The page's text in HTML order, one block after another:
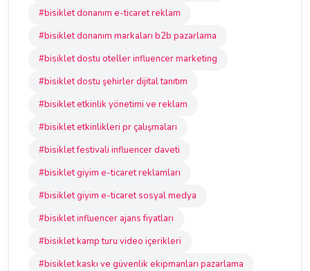
#bisiklet donanım e-ticaret reklam
#bisiklet donanım markaları b2b pazarlama
#bisiklet dostu oteller influencer marketing
#bisiklet dostu şehirler dijital tanıtım
#bisiklet etkinlik yönetimi ve reklam
#bisiklet etkinlikleri pr çalışmaları
#bisiklet festivali influencer daveti
#bisiklet giyim e-ticaret reklamları
#bisiklet giyim e-ticaret sosyal medya
#bisiklet influencer ajans fiyatları
#bisiklet kamp turu video içerikleri
#bisiklet kaskı ve güvenlik ekipmanları pazarlama